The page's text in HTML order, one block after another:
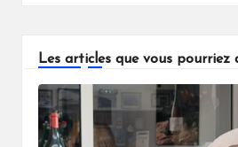
Les articles que vous pourriez